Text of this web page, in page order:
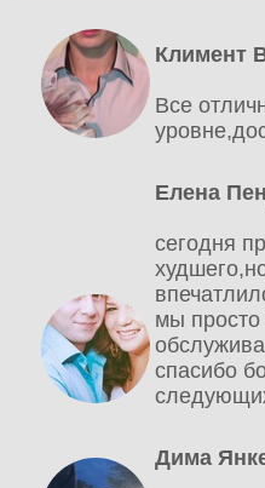
Климент
Все
Елена
сегодня
мы просто
спасибо
Дима